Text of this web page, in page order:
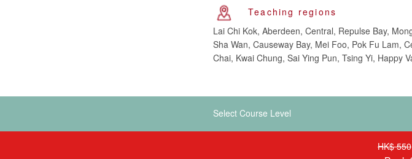
Teaching regions
Lai Chi Kok, Aberdeen, Central, Repulse Bay,
Sha Wan, Causeway Bay, Mei Foo, Pok Fu Lam,
Chai, Kwai Chung, Sai Ying Pun, Tsing Yi, Happy
Select Course Level
HK$ 550